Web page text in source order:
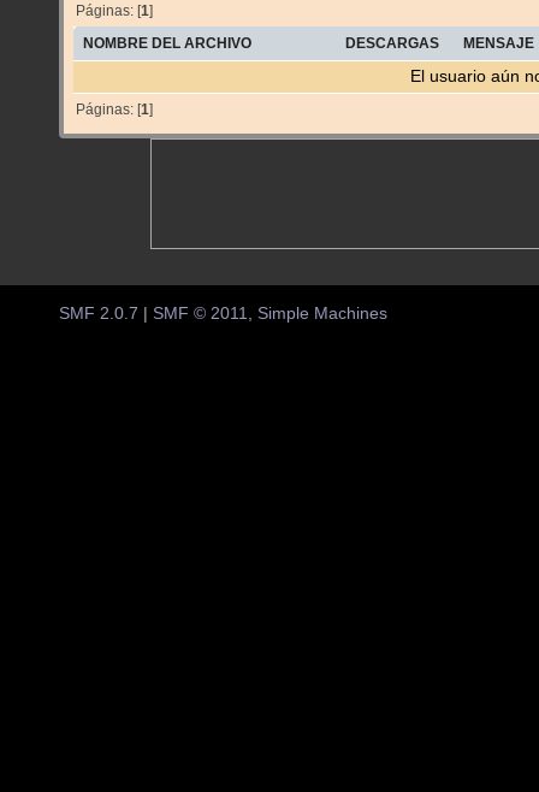
Páginas: [1]
NOMBRE DEL ARCHIVO DESCARGAS MENSAJE
El usuario aún
Páginas: [1]
SMF 2.0.7 SMF © 2011, Simple Machines